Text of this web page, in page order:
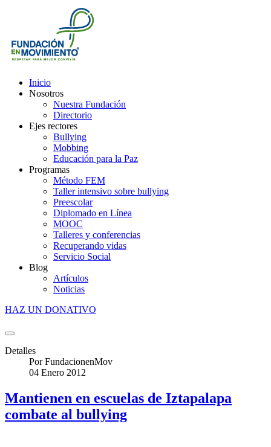
Inicio
Nosotros
Nuestra Fundación
Directorio
Ejes rectores
Bullying
Mobbing
Educación para la Paz
Programas
Método FEM
Taller intensivo sobre bullying
Preescolar
Diplomado en Línea
MOOC
Talleres y conferencias
Recuperando vidas
Servicio Social
Blog
Artículos
Noticias
HAZ UN DONATIVO
Detalles
PorFundacionenMov
04 Enero 2012
Mantienen en escuelas de Iztapalapa
combate al bullying